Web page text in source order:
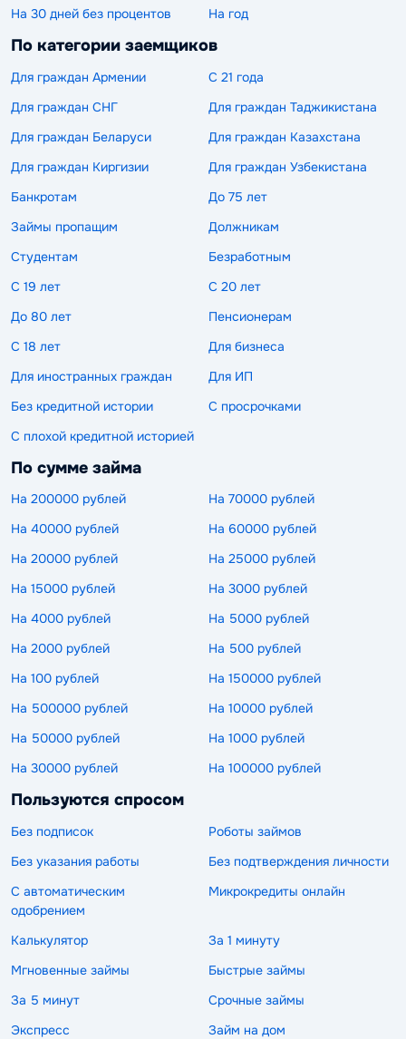
На 30 дней без процентов На год
По категории заемщиков
Для граждан Армении
С 21 года
Для граждан СНГ
Для граждан Таджикистана
Для граждан Беларуси
Для граждан Казахстана
Для граждан Киргизии
Для граждан Узбекистана
Банкротам
До 75 лет
Займы пропащим
Должникам
Студентам
Безработным
С 19 лет
С 20 лет
До 80 лет
Пенсионерам
С 18 лет
Для бизнеса
Для иностранных граждан
Для ИП
Без кредитной истории
С просрочками
С плохой кредитной историей
По сумме займа
На 200000 рублей
На 70000 рублей
На 40000 рублей
На 60000 рублей
На 20000 рублей
На 25000 рублей
На 15000 рублей
На 3000 рублей
На 4000 рублей
На 5000 рублей
На 2000 рублей
На 500 рублей
На 100 рублей
На 150000 рублей
На 500000 рублей
На 10000 рублей
На 50000 рублей
На 1000 рублей
На 30000 рублей
На 100000 рублей
Пользуются спросом
Без подписок
Роботы займов
Без указания работы
Без подтверждения личности
С автоматическим
одобрением
Микрокредиты онлайн
Калькулятор
За 1 минуту
Мгновенные займы
Быстрые займы
За 5 минут
Срочные займы
Экспресс
Займ на дом